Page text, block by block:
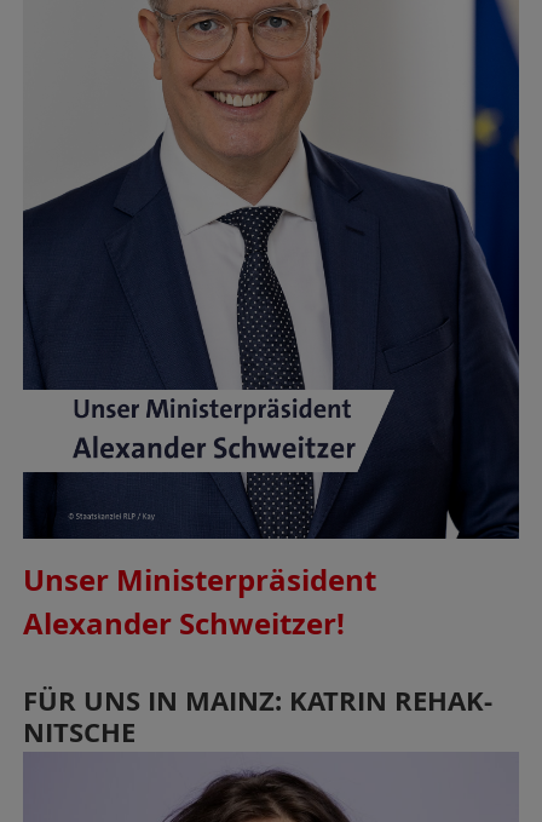
Unser Ministerpräsident
Alexander Schweitzer!
FÜR UNS IN MAINZ: KATRIN REHAK-
NITSCHE